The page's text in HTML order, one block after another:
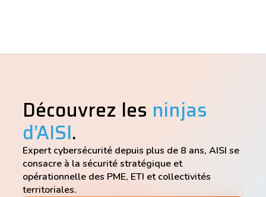
Découvrez les ninjas
d’AISI.
Expert cybersécurité depuis plus de 8 ans, AISI se
consacre à la sécurité stratégique et
opérationnelle des PME, ETI et collectivités
territoriales.